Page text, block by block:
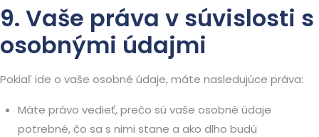
9. Vaše práva v súvislosti s
osobnými údajmi
Pokiaľ ide o vaše osobné údaje, máte nasledujúce práva:
Máte právo vedieť, prečo sú vaše osobné údaje
potrebné, čo sa s nimi stane a ako dlho budú